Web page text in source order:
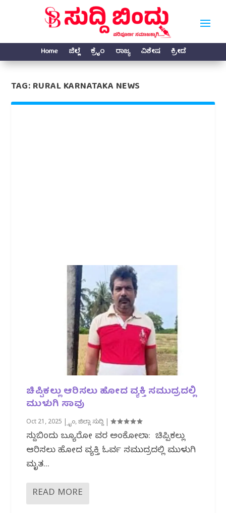
Home ಜಿಲ್ಲೆ ಕ್ರೈಂ ರಾಜ್ಯ ವಿಶೇಷ ಕ್ರೀಡೆ
TAG:RURAL KARNATAKA NEWS
ಚಿಪ್ಪಿಕಲ್ಲು ಆರಿಸಲು ಹೋದ ವ್ಯಕ್ತಿ ಸಮುದ್ರದಲ್ಲಿ
ಮುಳುಗಿ ಸಾವು
Oct 21, 2025 |ಕ್ರೈಂ,ಜಿಲ್ಲಾ ಸುದ್ದಿ |
ಸುದ್ದಿಬಿಂದು ಬ್ಯೂರೋ ವರದಿ ಅಂಕೋಲಾ: ಚಿಪ್ಪಿಕಲ್ಲು
ಆರಿಸಲು ಹೋದ ವ್ಯಕ್ತಿ ಓರ್ವ ಸಮುದ್ರದಲ್ಲಿ ಮುಳುಗಿ
ಮೃತ...
READ MORE